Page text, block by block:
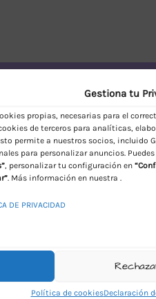
Gestiona tu
propias, necesarias para el
de terceros para analíticas,
permite a nuestros socios, incluido
para personalizar anuncios.
, personalizar tu configuración en
. Más información en nuestra .
DE PRIVACIDAD
Política de cookiesDeclaración
en España